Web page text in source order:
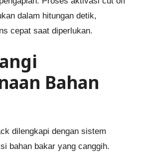
dalam hitungan detik,
cepat saat diperlukan.
Bahan
dilengkapi dengan sistem
bahan bakar yang canggih.